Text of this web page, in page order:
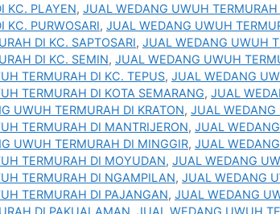
KC. PLAYEN, JUAL WEDANG UWUH
KC. PURWOSARI, JUAL WEDANG UWUH
DI KC. SAPTOSARI, JUAL WEDANG UWUH
DI KC. SEMIN, JUAL WEDANG UWUH
TERMURAH DI KC. TEPUS, JUAL WEDANG
TERMURAH DI KOTA SEMARANG, JUAL
UWUH TERMURAH DI KRATON, JUAL WEDANG
TERMURAH DI MANTRIJERON, JUAL
UWUH TERMURAH DI MINGGIR, JUAL
TERMURAH DI MOYUDAN, JUAL WEDANG
TERMURAH DI NGAMPILAN, JUAL WEDANG
TERMURAH DI PAJANGAN, JUAL WEDANG